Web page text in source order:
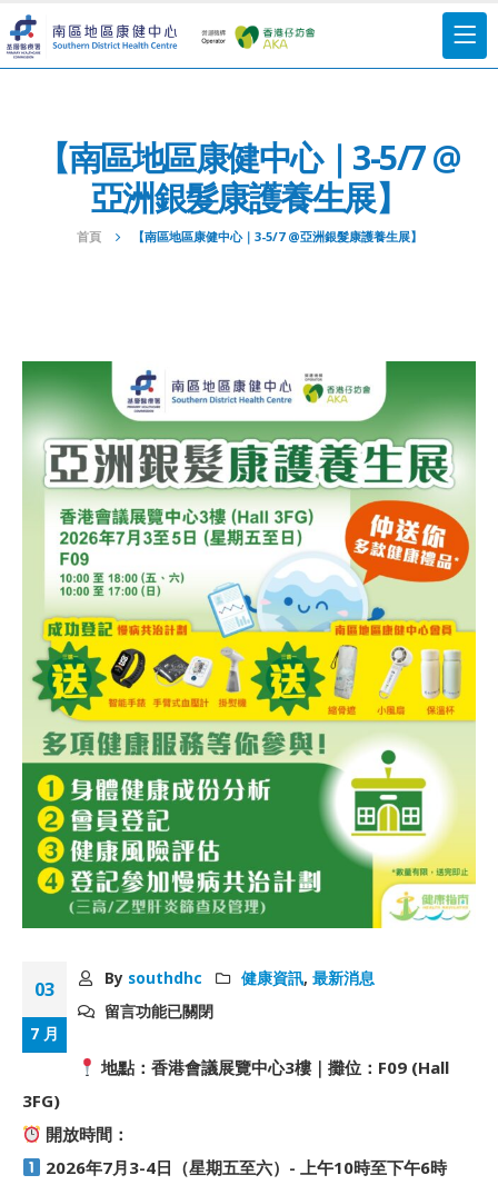
【南區地區康健中心｜3-5/7 @
亞洲銀髮康護養生展】
首頁 【南區地區康健中心｜3-5/7 @亞洲銀髮康護養生展】
03
7 月
By southdhc 健康資訊,最新消息
留言功能已關閉
地點：香港會議展覽中心3樓｜攤位：F09 (Hall
3FG)
開放時間：
2026年7月3-4日（星期五至六）- 上午10時至下午6時